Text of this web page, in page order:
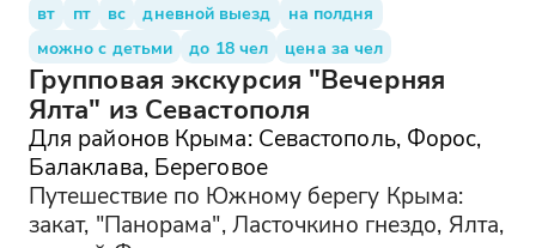
вт пт вс дневной выезд
на полдня
можно с детьми
до 18 чел цена за чел
Групповая экскурсия "Вечерняя
Ялта" из Севастополя
Для районов Крыма: Севастополь, Форос,
Балаклава, Береговое
Путешествие по Южному берегу Крыма:
закат, "Панорама", Ласточкино гнездо, Ялта,